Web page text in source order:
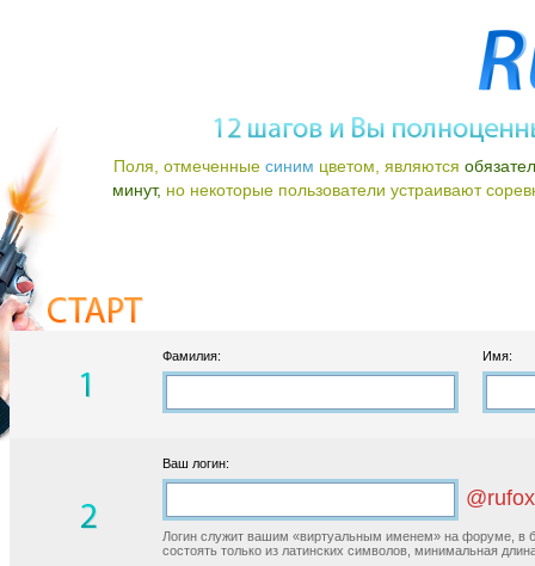
Поля, отмеченные синим цветом, являются
минут, но некоторые пользователи устраивают
Фамилия: Имя:
Ваш логин:
Логин служит вашим «виртуальным именем» на форуме, в
состоять только из латинских символов, минимальная